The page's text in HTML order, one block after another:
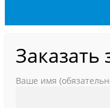
Заказать
Ваше имя